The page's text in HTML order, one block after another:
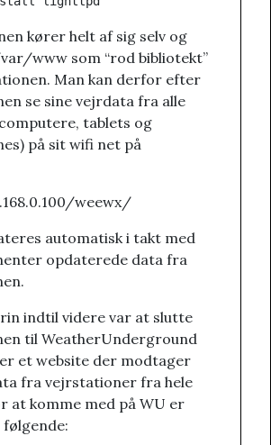
kører helt af sig selv og
www som “rod bibliotekt”
Man kan derfor efter
se sine vejrdata fra alle
tablets og
på sit wifi net på
weewx/
automatisk i takt med
opdaterede data fra
indtil videre var at slutte
til WeatherUnderground
et website der modtager
fra vejrstationer fra hele
at komme med på WU er